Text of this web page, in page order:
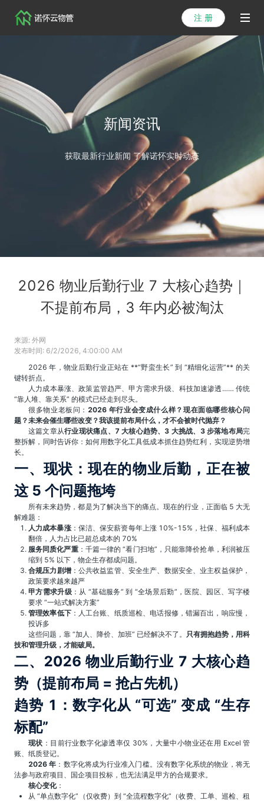
注 册
解决方案
医院方案 新闻资讯
获取最新行业新闻 了解诺怀实时动态
2026 物业后勤行业 7 大核心趋势｜
不提前布局，3 年内必被淘汰
来源: 外网
发布时间: 6/2/2026, 4:00:00 AM
2026 年，物业后勤行业正站在 **“野蛮生长” 到 “精细化运营”** 的关
键转折点。
人力成本暴涨、政策监管趋严、甲方需求升级、科技加速渗透…… 传统
“靠人堆、靠关系” 的模式已经走到尽头。
很多物业老板问： 2026 年行业会变成什么样？现在面临哪些核心问
题？未来会催生哪些改变？我该提前布局什么，才不会被时代抛弃？
这篇文章从行业现状痛点、7 大核心趋势、3 大挑战、3 步落地布局完
整拆解，同时告诉你：如何用数字化工具低成本抓住趋势红利，实现逆势增
长。
一、现状：现在的物业后勤，正在被
这 5 个问题拖垮
所有未来趋势，都是为了解决当下的痛点。现在的行业，正面临 5 大无
解难题：
人力成本暴涨：保洁、保安薪资每年上涨 10%-15%，社保、福利成本
翻倍，人力占比已超总成本的 70%
服务同质化严重：千篇一律的 “看门扫地”，只能靠降价抢单，利润被压
缩到 5% 以下，物企生存都成问题。
合规压力剧增：公共收益监管、安全生产、数据安全、业主权益保护，
政策要求越来越严
甲方需求升级 ：从 “基础服务” 到 “全场景后勤”，医院、园区、写字楼
要求 “一站式解决方案”
管理效率低下：人工台账、纸质巡检、电话报修，错漏百出，响应慢，
投诉多
这些问题，靠 “加人、降价、加班” 已经解决不了。 只有拥抱趋势，用科
技和管理升级，才能破局。
二、2026 物业后勤行业 7 大核心趋
势（提前布局 = 抢占先机）
趋势 1：数字化从 “可选” 变成 “生存
标配”
现状 ：目前行业数字化渗透率仅 30%，大量中小物业还在用 Excel 管
账、纸质登记。
2026 年 ：数字化将成为行业准入门槛。没有数字化系统的物业，将无
法参与政府项目、国企项目投标，也无法满足甲方的合规要求。
核心变化：
从 “单点数字化”（仅收费）到 “全流程数字化”（收费、工单、巡检、租